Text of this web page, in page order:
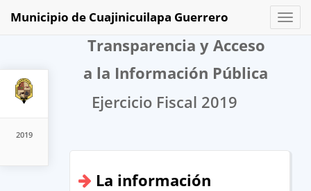
2019
Toggle
Municipio de Cuajinicuilapa Guerrero
Transparencia y Acceso
a la Información Pública
Ejercicio Fiscal 2019
La información